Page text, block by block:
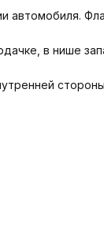
автомобиля.
в нише